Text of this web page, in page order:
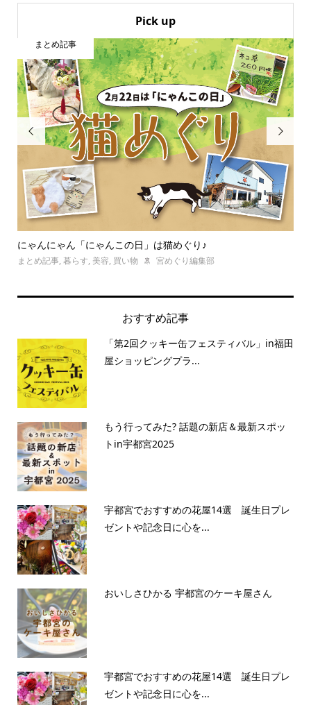
Pick up

にゃんにゃん「にゃんこの日」は猫めぐり♪
まとめ記事, 暮らす, 美容, 買い物 宮めぐり編集部
まとめ記事

おすすめ記事
「第2回クッキー缶フェスティバル」in福田
屋ショッピングプラ...
もう行ってみた? 話題の新店＆最新スポッ
トin宇都宮2025
宇都宮でおすすめの花屋14選 誕生日プレ
ゼントや記念日に心を...
おいしさひかる 宇都宮のケーキ屋さん
宇都宮でおすすめの花屋14選 誕生日プレ
ゼントや記念日に心を...